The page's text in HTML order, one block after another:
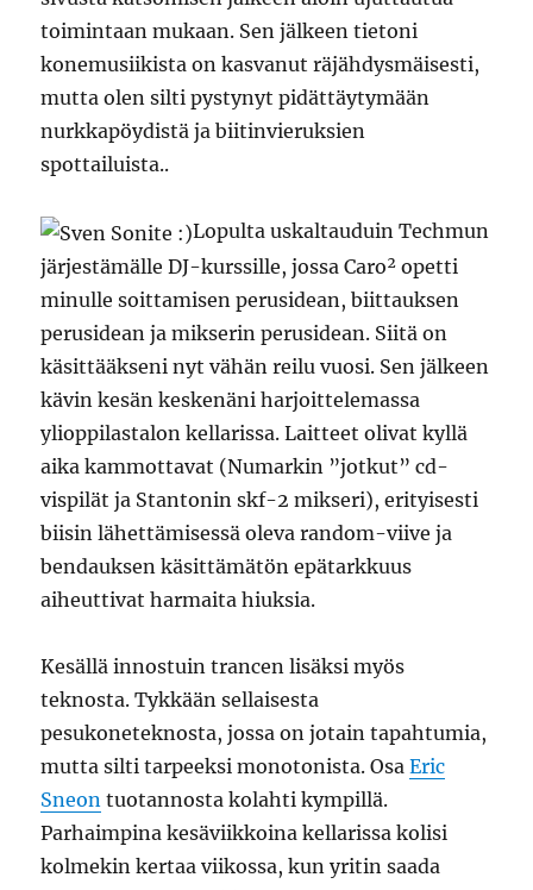
toimintaan mukaan. Sen jälkeen tietoni
konemusiikista on kasvanut räjähdysmäisesti,
mutta olen silti pystynyt pidättäytymään
nurkkapöydistä ja biitinvieruksien
spottailuista..
Lopulta uskaltauduin Techmun
järjestämälle DJ-kurssille, jossa Caro² opetti
minulle soittamisen perusidean, biittauksen
perusidean ja mikserin perusidean. Siitä on
käsittääkseni nyt vähän reilu vuosi. Sen jälkeen
kävin kesän keskenäni harjoittelemassa
ylioppilastalon kellarissa. Laitteet olivat kyllä
aika kammottavat (Numarkin ”jotkut” cd-
vispilät ja Stantonin skf-2 mikseri), erityisesti
biisin lähettämisessä oleva random-viive ja
bendauksen käsittämätön epätarkkuus
aiheuttivat harmaita hiuksia.
Kesällä innostuin trancen lisäksi myös
teknosta. Tykkään sellaisesta
pesukoneteknosta, jossa on jotain tapahtumia,
mutta silti tarpeeksi monotonista. OsaEric
Sneon tuotannosta kolahti kympillä.
Parhaimpina kesäviikkoina kellarissa kolisi
kolmekin kertaa viikossa, kun yritin saada